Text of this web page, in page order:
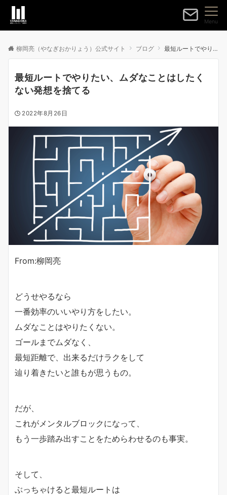
Menu
柳岡亮（やなぎおかりょう）公式サイト ブログ 最短ルートでやりたい、ムダなことはしたくない発想を捨てる
最短ルートでやりたい、ムダなことはしたく
ない発想を捨てる
2022年8月26日
From:柳岡亮
どうせやるなら
一番効率のいいやり方をしたい。
ムダなことはやりたくない。
ゴールまでムダなく、
最短距離で、出来るだけラクをして
辿り着きたいと誰もが思うもの。
だが、
これがメンタルブロックになって、
もう一歩踏み出すことをためらわせるのも事実。
そして、
ぶっちゃけると最短ルートは